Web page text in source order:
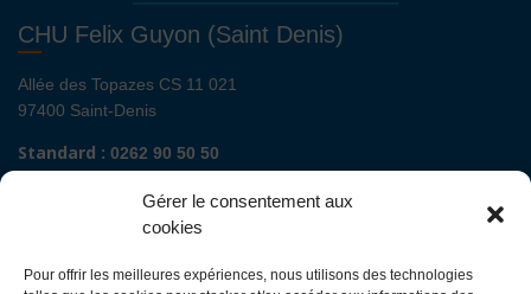
Gérer le consentement aux
cookies
Pour offrir les meilleures expériences, nous utilisons des technologies
CHU Felix Guyon (Saint Denis)
Allée des Topazes CS 11 021
97400 Saint-Denis
Standard : 0262 90 50 50
Renseignements admissions :
Secrétariat de direction de site :
direction.fguyon@chu-reunion.fr